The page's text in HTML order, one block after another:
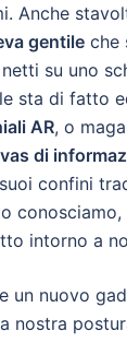
Anche
gentile che
su uno
sta di fatto
AR, o
di
confini
intorno a
un nuovo
nostra